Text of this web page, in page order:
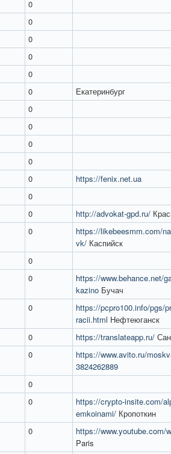
0
0
0
0
0
0
Екатеринбург
0
0
0
0
0
https://fenix.net.ua
0
0 http://advokat-gpd.ru/
0
https://likebeesmm.com/
vk/ Каспийск
0
0
https://www.behance.net/
kazino Бучач
0
https://pcpro100.info/pgs/
racii.html Нефтеюганск
0 https://translateapp.ru/
0
https://www.avito.ru/
3824262889
0
0
https://crypto-insite.com/
emkoinami/ Кропоткин
0
https://www.youtube.com/
Paris